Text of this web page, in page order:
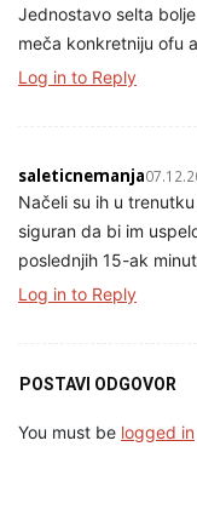
Jednostavo selta
meča konkretniju ofu
Log in to Reply
saleticnemanja
Načeli su ih u
siguran da bi im
poslednjih 15-ak
Log in to Reply
POSTAVI ODGOVOR
You must be logged in